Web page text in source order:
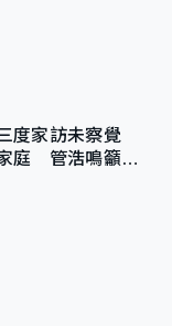
度家訪未察覺
庭 管浩鳴籲加